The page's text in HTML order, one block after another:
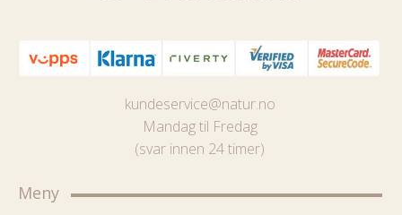
kundeservice@natur.no
Mandag til Fredag
(svar innen 24 timer)
Meny